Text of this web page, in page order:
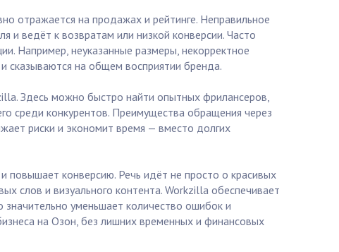
отражается на продажах и рейтинге. Неправильное
и ведёт к возвратам или низкой конверсии. Часто
Например, неуказанные размеры, некорректное
сказываются на общем восприятии бренда.
Здесь можно быстро найти опытных фрилансеров,
среди конкурентов. Преимущества обращения через
риски и экономит время — вместо долгих
повышает конверсию. Речь идёт не просто о красивых
слов и визуального контента. Workzilla обеспечивает
уменьшает количество ошибок и
на Озон, без лишних временных и финансовых